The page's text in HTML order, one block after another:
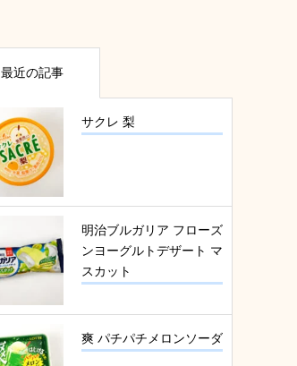
最近の記事
サクレ 梨
明治ブルガリア フローズ
ンヨーグルトデザート マ
スカット
爽 パチパチメロンソーダ